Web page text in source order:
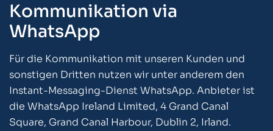
Kommunikation via
WhatsApp
Für die Kommunikation mit unseren Kunden und
sonstigen Dritten nutzen wir unter anderem den
Instant-Messaging-Dienst WhatsApp. Anbieter ist
die WhatsApp Ireland Limited, 4 Grand Canal
Square, Grand Canal Harbour, Dublin 2, Irland.